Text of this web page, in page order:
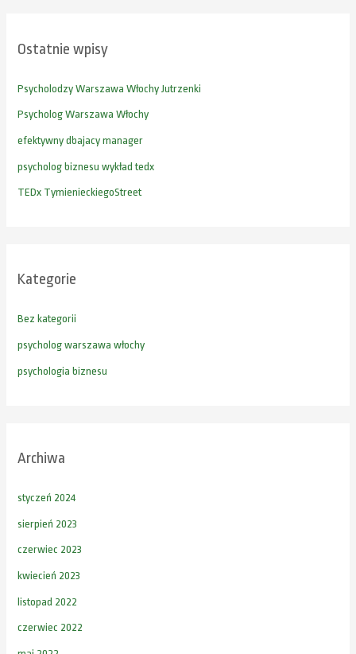
a
a
:
Ostatnie wpisy
Psycholodzy Warszawa Włochy Jutrzenki
Psycholog Warszawa Włochy
efektywny dbajacy manager
psycholog biznesu wykład tedx
TEDx TymienieckiegoStreet
Kategorie
Bez kategorii
psycholog warszawa włochy
psychologia biznesu
Archiwa
styczeń 2024
sierpień 2023
czerwiec 2023
kwiecień 2023
listopad 2022
czerwiec 2022